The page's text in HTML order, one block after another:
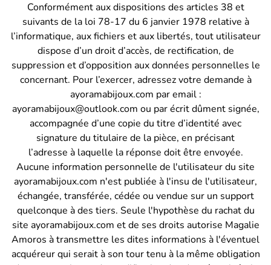
Conformément aux dispositions des articles 38 et
suivants de la loi 78-17 du 6 janvier 1978 relative à
l’informatique, aux fichiers et aux libertés, tout utilisateur
dispose d’un droit d’accès, de rectification, de
suppression et d’opposition aux données personnelles le
concernant. Pour l’exercer, adressez votre demande à
ayoramabijoux.com par email :
ayoramabijoux@outlook.com ou par écrit dûment signée,
accompagnée d’une copie du titre d’identité avec
signature du titulaire de la pièce, en précisant
l’adresse à laquelle la réponse doit être envoyée.
Aucune information personnelle de l'utilisateur du site
ayoramabijoux.com n'est publiée à l'insu de l'utilisateur,
échangée, transférée, cédée ou vendue sur un support
quelconque à des tiers. Seule l'hypothèse du rachat du
site ayoramabijoux.com et de ses droits autorise Magalie
Amoros à transmettre les dites informations à l'éventuel
acquéreur qui serait à son tour tenu à la même obligation